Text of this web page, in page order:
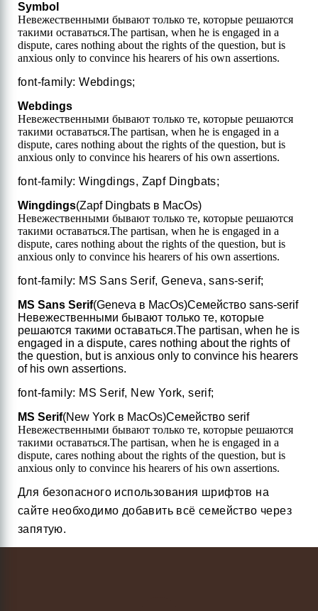
Symbol
Невежественными бывают только те, которые решаются
такими оставаться.The partisan, when he is engaged in a
dispute, cares nothing about the rights of the question, but is
anxious only to convince his hearers of his own assertions.
font-family: Webdings;
Webdings
Невежественными бывают только те, которые решаются
такими оставаться.The partisan, when he is engaged in a
dispute, cares nothing about the rights of the question, but is
anxious only to convince his hearers of his own assertions.
font-family: Wingdings, Zapf Dingbats;
Wingdings(Zapf Dingbats в MacOs)
Невежественными бывают только те, которые решаются
такими оставаться.The partisan, when he is engaged in a
dispute, cares nothing about the rights of the question, but is
anxious only to convince his hearers of his own assertions.
font-family: MS Sans Serif, Geneva, sans-serif;
MS Sans Serif(Geneva в MacOs)Семейство sans-serif
Невежественными бывают только те, которые
решаются такими оставаться.The partisan, when he is
engaged in a dispute, cares nothing about the rights of
the question, but is anxious only to convince his hearers
of his own assertions.
font-family: MS Serif, New York, serif;
MS Serif(New York в MacOs)Семейство serif
Невежественными бывают только те, которые решаются
такими оставаться.The partisan, when he is engaged in a
dispute, cares nothing about the rights of the question, but is
anxious only to convince his hearers of his own assertions.
Для безопасного использования шрифтов на
сайте необходимо добавить всё семейство через
запятую.